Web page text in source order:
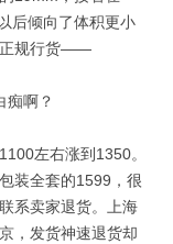
后倾向了体积更小
正规行货——
痴啊？
左右涨到1350。
装全套的1599，很
系卖家退货。上海
，发货神速退货却